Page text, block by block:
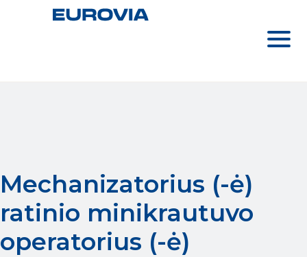
Mechanizatorius (-ė)
ratinio minikrautuvo
operatorius (-ė)